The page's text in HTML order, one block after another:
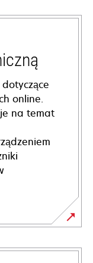
online.
na temat